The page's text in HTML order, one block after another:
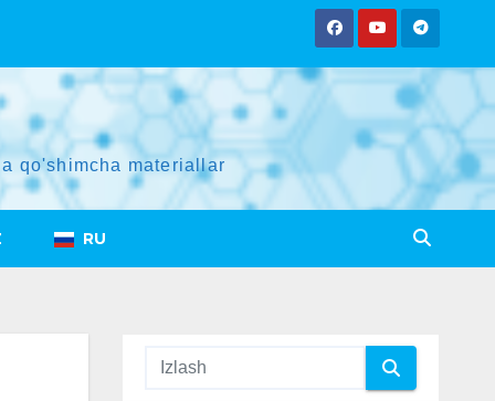
qo'shimcha materiallar
RU